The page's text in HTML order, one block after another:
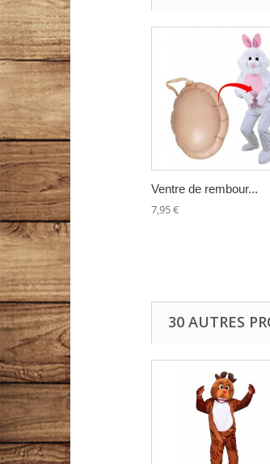
Ventre de rembour...
7,95 €
30 AUTRES